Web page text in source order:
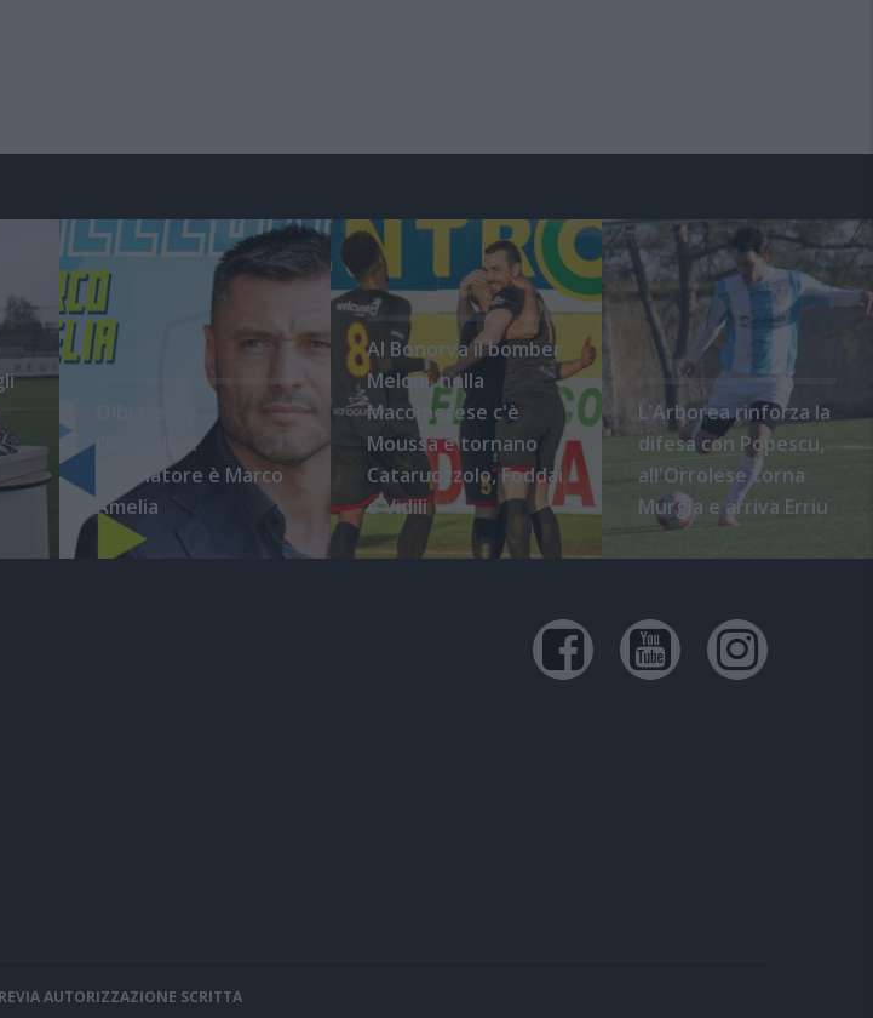
l'ufficialità:
l'allenatore è Marco
Amelia
Al Bonorva il bomber
Meloni, nella
Macomerese c'è
Moussa e tornano
Cataruozzolo, Foddai
e Vidili
L'Arborea rinforza la
difesa con Popescu,
all'Orrolese torna
Murgia e arriva Erriu
AUTORIZZAZIONE SCRITTA